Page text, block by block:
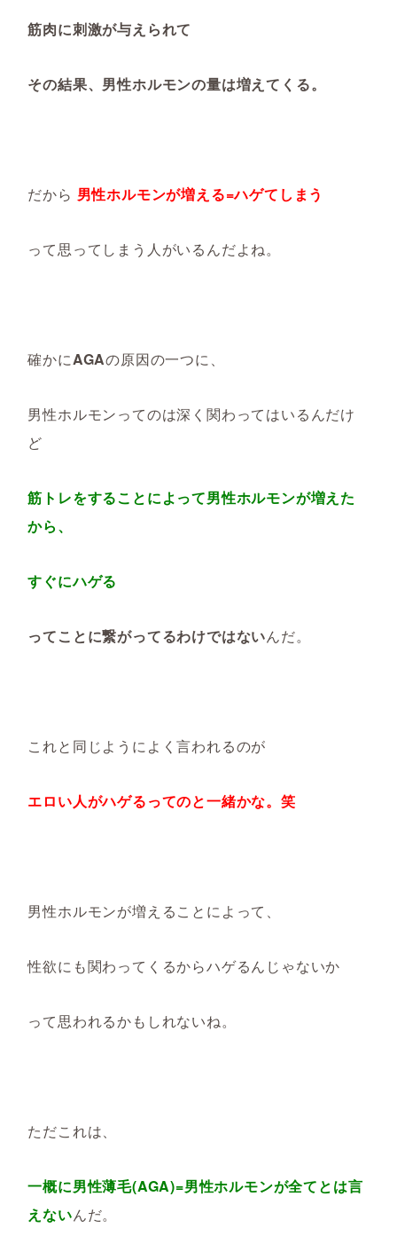
筋肉に刺激が与えられて
その結果、男性ホルモンの量は増えてくる。
だから 男性ホルモンが増える=ハゲてしまう
って思ってしまう人がいるんだよね。
確かにAGAの原因の一つに、
男性ホルモンってのは深く関わってはいるんだけ
ど
筋トレをすることによって男性ホルモンが増えた
から、
すぐにハゲる
ってことに繋がってるわけではないんだ。
これと同じようによく言われるのが
エロい人がハゲるってのと一緒かな。笑
男性ホルモンが増えることによって、
性欲にも関わってくるからハゲるんじゃないか
って思われるかもしれないね。
ただこれは、
一概に男性薄毛(AGA)=男性ホルモンが全てとは言
えないんだ。